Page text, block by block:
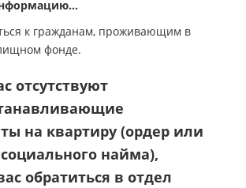
к гражданам, проживающим в
фонде.
отсутствуют
на квартиру (ордер или
найма),
обратиться в отдел